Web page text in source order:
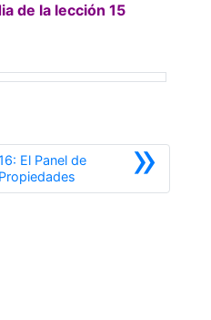
de la lección 15
»
El Panel de
PropiedadesSiguiente